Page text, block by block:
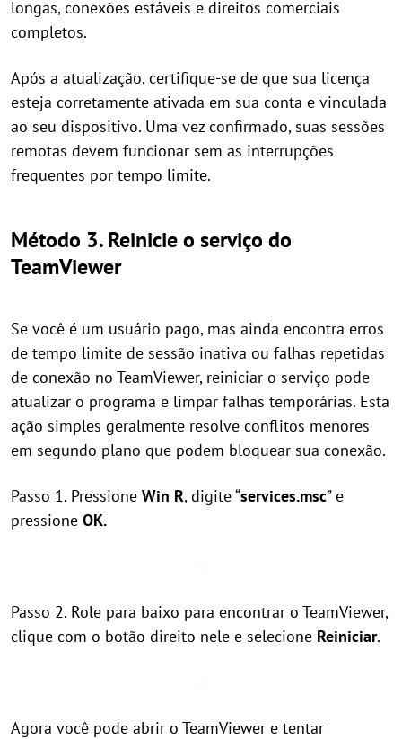
longas, conexões estáveis e direitos comerciais
completos.
Após a atualização, certifique-se de que sua licença
esteja corretamente ativada em sua conta e vinculada
ao seu dispositivo. Uma vez confirmado, suas sessões
remotas devem funcionar sem as interrupções
frequentes por tempo limite.
Método 3. Reinicie o serviço do
TeamViewer
Se você é um usuário pago, mas ainda encontra erros
de tempo limite de sessão inativa ou falhas repetidas
de conexão no TeamViewer, reiniciar o serviço pode
atualizar o programa e limpar falhas temporárias. Esta
ação simples geralmente resolve conflitos menores
em segundo plano que podem bloquear sua conexão.
Passo 1. Pressione Win R, digite “services.msc” e
pressione OK.
Passo 2. Role para baixo para encontrar o TeamViewer,
clique com o botão direito nele e selecione Reiniciar.
Agora você pode abrir o TeamViewer e tentar